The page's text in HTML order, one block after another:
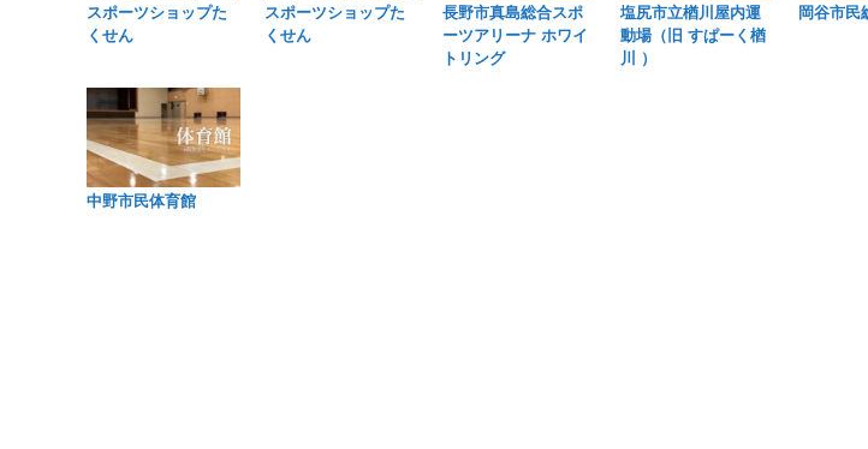
スポーツショップた
くせん
スポーツショップた
くせん
長野市真島総合スポ
ーツアリーナ ホワイ
トリング
塩尻市立楢川屋内運
動場（旧 すぱーく楢
川 ）
岡谷市民
中野市民体育館